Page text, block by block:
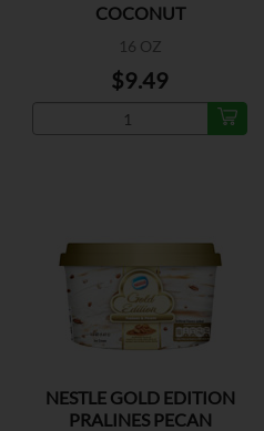
COCONUT
16 OZ
$9.49
NESTLE GOLD EDITION
PRALINES PECAN